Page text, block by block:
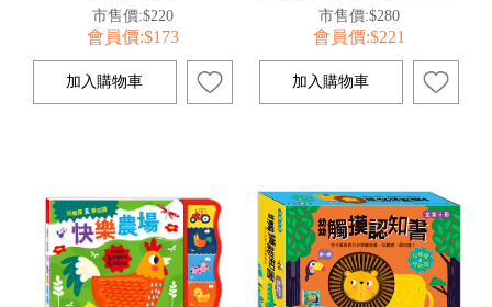
市售價:$220
會員價:$173
市售價:$280
會員價:$221